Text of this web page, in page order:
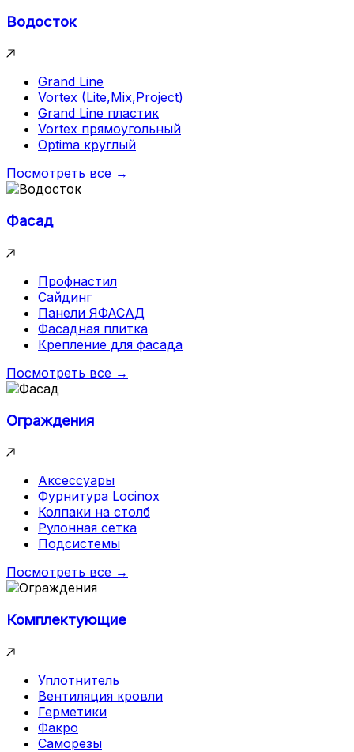
Водосток
Grand Line
Vortex (Lite,Mix,Project)
Grand Line пластик
Vortex прямоугольный
Optima круглый
Посмотреть все →
Фасад
Профнастил
Сайдинг
Панели ЯФАСАД
Фасадная плитка
Крепление для фасада
Посмотреть все →
Ограждения
Аксессуары
Фурнитура Locinox
Колпаки на столб
Рулонная сетка
Подсистемы
Посмотреть все →
Комплектующие
Уплотнитель
Вентиляция кровли
Герметики
Факро
Саморезы